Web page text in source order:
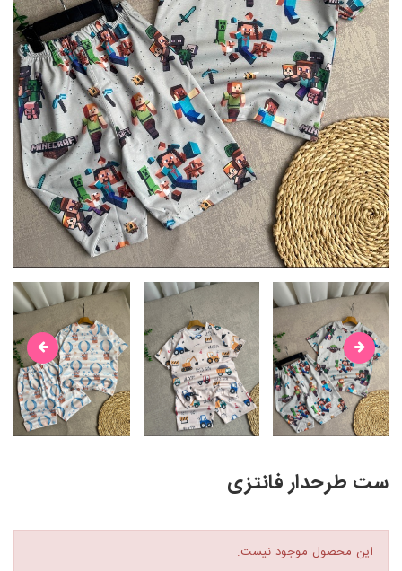
ست طرحدار فانتزی
این محصول موجود نیست.